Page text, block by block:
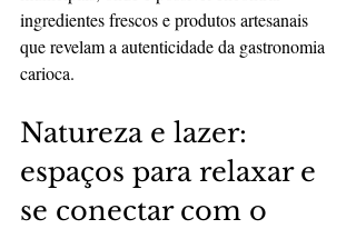
ingredientes frescos e produtos artesanais
que revelam a autenticidade da gastronomia
carioca.
Natureza e lazer:
espaços para relaxar e
se conectar com o